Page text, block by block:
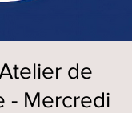
de
- Mercredi